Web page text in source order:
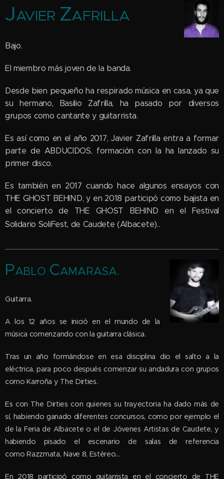
JAVIER ZAFRILLA
Bajo.
El miembro más joven de la banda.
Desde bien pequeño ha respirado música en casa, ya que
su hermano, Basilio Zafrilla, ha pasado por diversos
grupos como cantante y guitarrista.
Es así como en el año 2017, Javier Zafrilla entra a formar
parte de ABDUCIDOS, formación con la ha lanzado su
primer disco.
Es también en 2017 cuando hace algunos ensayos con
THE GHOST BEHIND,y en 2018 participó como bajista en
el concierto de THE GHOST BEHIND en el Festival
Solidario SoliFest, de Caudete (Albacete)..
PABLO CAMARASA.
Guitarra.
A los 12 años se inició en el mundo de la
música comenzando con la guitarra clásica.
Tras un año formándose en esa disciplina dio el salto a la
eléctrica, para poco después comenzar su andadura con grupos
como Karroña y The Dirties.
Es con The Dirties con quienes su trayectoria ha dado más de
sí, habiendo ganado diferentes concursos, como por ejemplo el
de la Feria de Albacete o el de Jóvenes Artistas de Caudete, y
habiendo pisado el escenario de salas de referencia
como Razzmata, Nave 8, Estéreo...
En 2018 participó como guitarrista en el concierto de THE